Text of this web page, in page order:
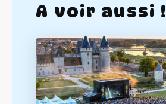
A voir aussi !